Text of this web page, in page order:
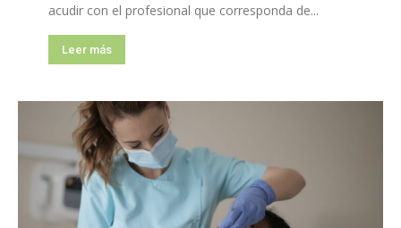
acudir con el profesional que corresponda de...
Leer más